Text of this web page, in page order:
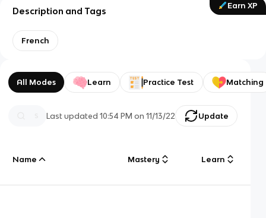
Earn XP
Description and Tags
French
All Modes Learn Practice Test Matching
Last updated10:54 PM on 11/13/22 Update
Name Mastery Learn